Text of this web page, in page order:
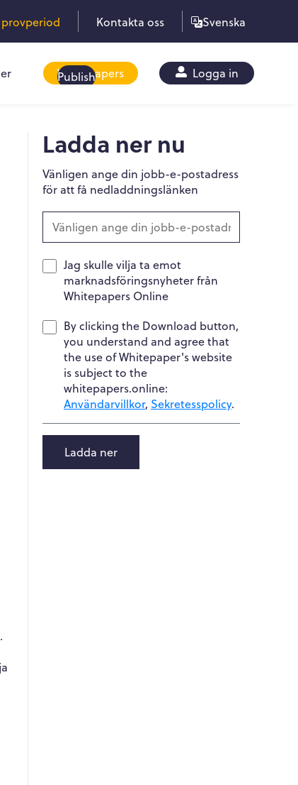
Kontakta oss Svenska
Publish
Whitepapers Logga in
Ladda ner nu
Vänligen ange din jobb-e-postadress
för att få nedladdningslänken
Jag skulle vilja ta emot
marknadsföringsnyheter från
Whitepapers Online
By clicking the Download button,
you understand and agree that
the use of Whitepaper's website
is subject to the
whitepapers.online:
Användarvillkor, Sekretesspolicy.
Ladda ner